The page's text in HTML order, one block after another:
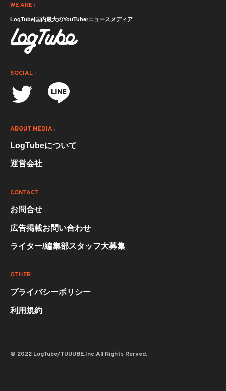
WE ARE :
LogTube|国内最大のYouTuberニュースメディア
SOCIAL :
ABOUT MEDIA :
LogTubeについて
運営会社
CONTACT :
お問合せ
広告掲載お問い合わせ
ライター/編集部スタッフ大募集
OTHER :
プライバシーポリシー
利用規約
© 2022 LogTube/TUUUBE,Inc.All Rights Rerved.